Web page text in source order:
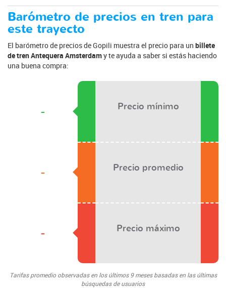
Barómetro de precios en tren para
este trayecto
El barómetro de precios de Gopili muestra el precio para un billete
de tren Antequera Amsterdamy te ayuda a saber si estás haciendo
una buena compra:
-
-
-
Precio mínimo
Precio promedio
Precio máximo
Tarifas promedio observadas en los últimos 9 meses basadas en las últimas
búsquedas de usuarios